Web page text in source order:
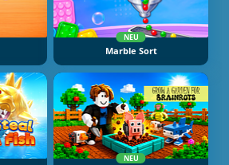
NEU
Marble Sort
NEU